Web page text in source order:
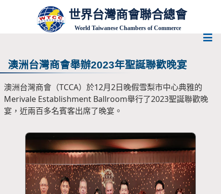
世界台灣商會聯合總會
World Taiwanese Chambers of Commerce
澳洲台灣商會舉辦2023年聖誕聯歡晚宴
澳洲台灣商會（TCCA）於12月2日晚假雪梨市中心典雅的
Merivale Establishment Ballroom舉行了2023聖誕聯歡晚
宴，近兩百多名賓客出席了晚宴。